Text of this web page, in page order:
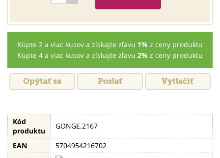
Kúpte 2 a viac kusov a získajte zľavu 1% z ceny produktu
Kúpte 4 a viac kusov a získajte zľavu 2% z ceny produktu
Opýtať sa Poslať Vytlačiť
Kód
produktu
GONGE.2167
EAN
5704954216702